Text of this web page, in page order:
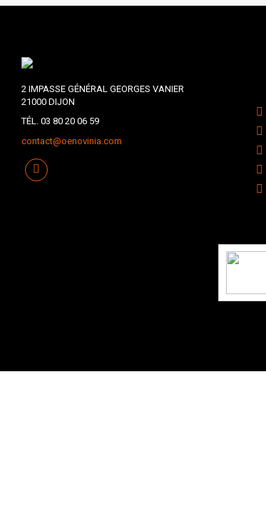
2 IMPASSE GÉNÉRAL GEORGES VANIER
21000 DIJON
TÉL. 03 80 20 06 59
contact@oenovinia.com